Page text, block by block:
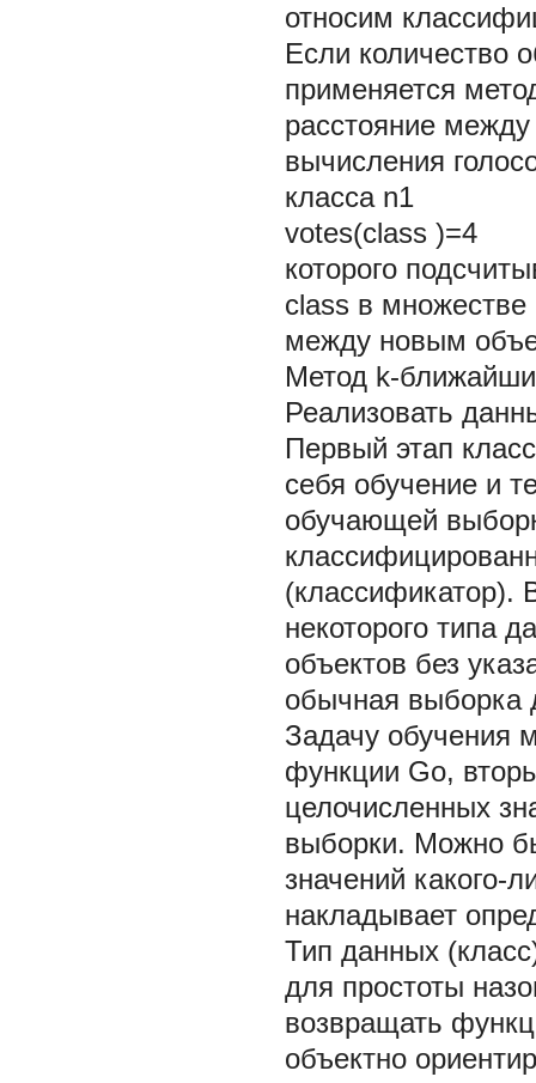
относим
Если количество
применяется
расстояние
вычисления
класса n1
votes(class )=4 •
которого
class в множестве
между новым
Метод k-
Реализовать
Первый этап
себя обучение и
обучающей
(классификатор).
некоторого типа
объектов без
обычная выборка
Задачу обучения
функции Go,
целочисленных
выборки. Можно
значений какого-
накладывает
Тип данных
для простоты
возвращать
объектно